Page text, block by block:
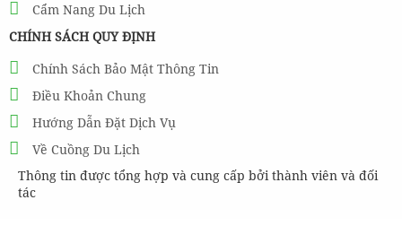
Cẩm Nang Du Lịch
CHÍNH SÁCH QUY ĐỊNH
Chính Sách Bảo Mật Thông Tin
Điều Khoản Chung
Hướng Dẫn Đặt Dịch Vụ
Về Cuồng Du Lịch
Thông tin được tổng hợp và cung cấp bởi thành viên và đối
tác